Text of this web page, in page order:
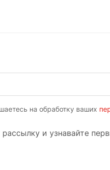
на обработку ваших
и узнавайте